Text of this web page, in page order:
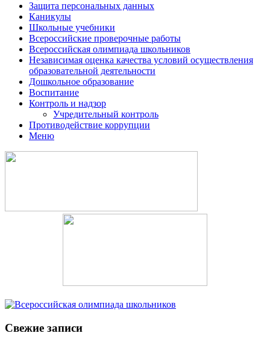
Защита персональных данных
Каникулы
Школьные учебники
Всероссийские проверочные работы
Всероссийская олимпиада школьников
Независимая оценка качества условий осуществления
образовательной деятельности
Дошкольное образование
Воспитание
Контроль и надзор
Учредительный контроль
Противодействие коррупции
Меню
Свежие записи